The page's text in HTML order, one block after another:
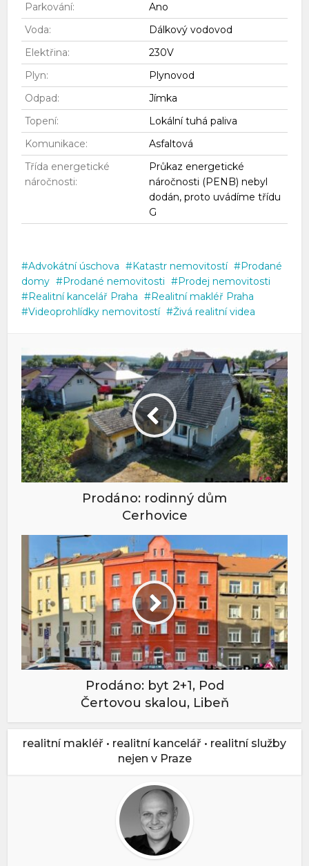
Parkování:
Ano
Voda:
Dálkový vodovod
Elektřina:
230V
Plyn:
Plynovod
Odpad:
Jímka
Topení:
Lokální tuhá paliva
Komunikace:
Asfaltová
Třída energetické
náročnosti:
Průkaz energetické
náročnosti (PENB) nebyl
dodán, proto uvádíme třídu
G
Advokátní úschova Katastr nemovitostí
Prodané
domy
Prodané nemovitosti
Prodej nemovitosti
Realitní kancelář Praha
Realitní makléř Praha
Videoprohlídky nemovitostí
Živá realitní videa
Prodáno: rodinný dům
Cerhovice
Prodáno: byt 2+1, Pod
Čertovou skalou, Libeň
realitní makléř • realitní kancelář • realitní služby
nejen v Praze